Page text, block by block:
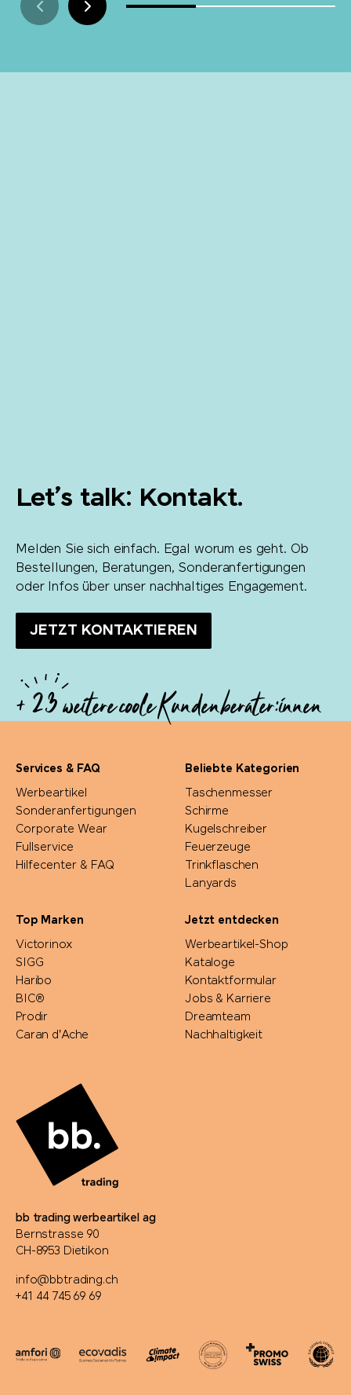
Let’s talk: Kontakt.
Melden Sie sich einfach. Egal worum es geht. Ob
Bestellungen, Beratungen, Sonderanfertigungen
oder Infos über unser nachhaltiges Engagement.
JETZT KONTAKTIEREN
+ 23 weitere coole Kundenberater:innen
Services & FAQ
Werbeartikel
Sonderanfertigungen
Corporate Wear
Fullservice
Hilfecenter & FAQ
Beliebte Kategorien
Taschenmesser
Schirme
Kugelschreiber
Feuerzeuge
Trinkflaschen
Lanyards
Top Marken
Victorinox
SIGG
Haribo
BIC®
Prodir
Caran d'Ache
Jetzt entdecken
Werbeartikel-Shop
Kataloge
Kontaktformular
Jobs & Karriere
Dreamteam
Nachhaltigkeit
bb trading werbeartikel ag
Bernstrasse 90
CH-8953 Dietikon
info@bbtrading.ch
+41 44 745 69 69